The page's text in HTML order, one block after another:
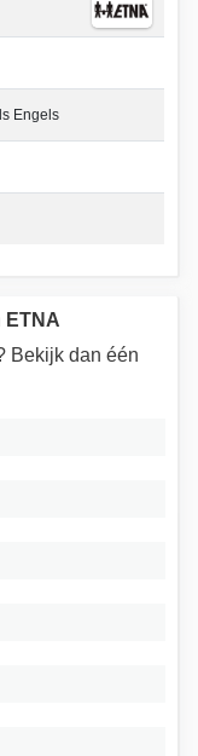
Engels
ETNA
Bekijk dan één